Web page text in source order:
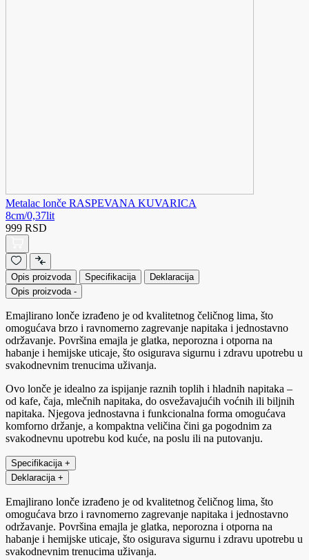
Metalac lonče RASPEVANA KUVARICA
8cm/0,37lit
999 RSD
Opis proizvoda Specifikacija
Deklaracija
Opis proizvoda -
Emajlirano lonče izrađeno je od kvalitetnog čeličnog lima, što
omogućava brzo i ravnomerno zagrevanje napitaka i jednostavno
održavanje. Površina emajla je glatka, neporozna i otporna na
habanje i hemijske uticaje, što osigurava sigurnu i zdravu upotrebu u
svakodnevnim trenucima uživanja.
Ovo lonče je idealno za ispijanje raznih toplih i hladnih napitaka –
od kafe, čaja, mlečnih napitaka, do osvežavajućih voćnih ili biljnih
napitaka. Njegova jednostavna i funkcionalna forma omogućava
komforno držanje, a kompaktna veličina čini ga pogodnim za
svakodnevnu upotrebu kod kuće, na poslu ili na putovanju.
Specifikacija +
Deklaracija +
Emajlirano lonče izrađeno je od kvalitetnog čeličnog lima, što
omogućava brzo i ravnomerno zagrevanje napitaka i jednostavno
održavanje. Površina emajla je glatka, neporozna i otporna na
habanje i hemijske uticaje, što osigurava sigurnu i zdravu upotrebu u
svakodnevnim trenucima uživanja.